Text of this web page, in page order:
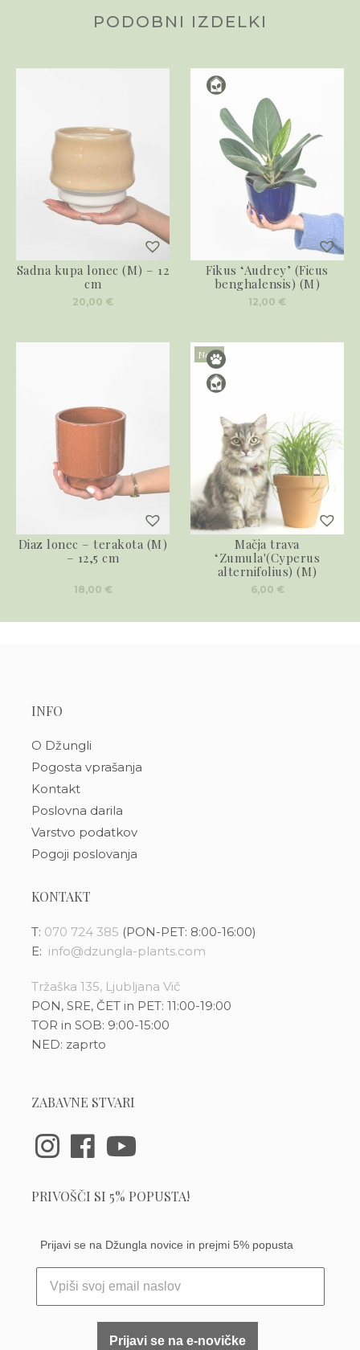
PODOBNI IZDELKI
Sadna kupa lonec (M) – 12
cm
20,00 €
Fikus ‘Audrey’ (Ficus
benghalensis) (M)
12,00 €
Diaz lonec – terakota (M)
– 12,5 cm
18,00 €
Novo
Mačja trava
‘Zumula'(Cyperus
alternifolius) (M)
6,00 €
INFO
O Džungli
Pogosta vprašanja
Kontakt
Poslovna darila
Varstvo podatkov
Pogoji poslovanja
KONTAKT
T: 070 724 385 (PON-PET: 8:00-16:00)
E: info@dzungla-plants.com
Tržaška 135, Ljubljana Vič
PON, SRE, ČET in PET: 11:00-19:00
TOR in SOB: 9:00-15:00
NED: zaprto
ZABAVNE STVARI
PRIVOŠČI SI 5% POPUSTA!
Prijavi se na Džungla novice in prejmi 5% popusta
Prijavi se na e-novičke